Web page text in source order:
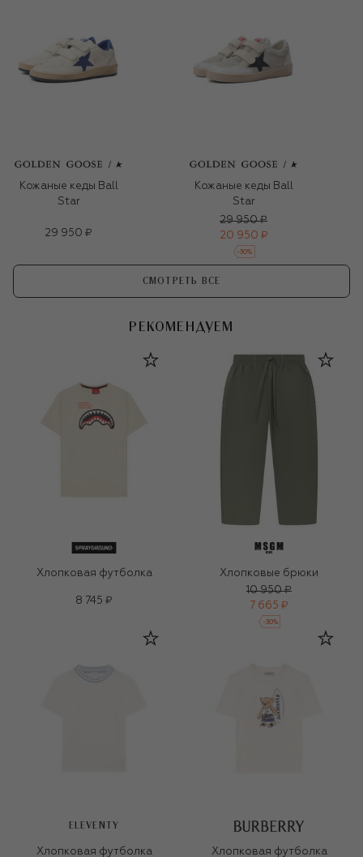
Кожаные кеды Ball
Star
29 950 ₽
Кожаные кеды Ball
Star
29 950 ₽
20 950 ₽
-30%
СМОТРЕТЬ ВСЕ
РЕКОМЕНДУЕМ
Хлопковая футболка
8 745 ₽
Хлопковые брюки
10 950 ₽
7 665 ₽
-30%
ELEVENTY
Хлопковая футболка
Хлопковая футболка